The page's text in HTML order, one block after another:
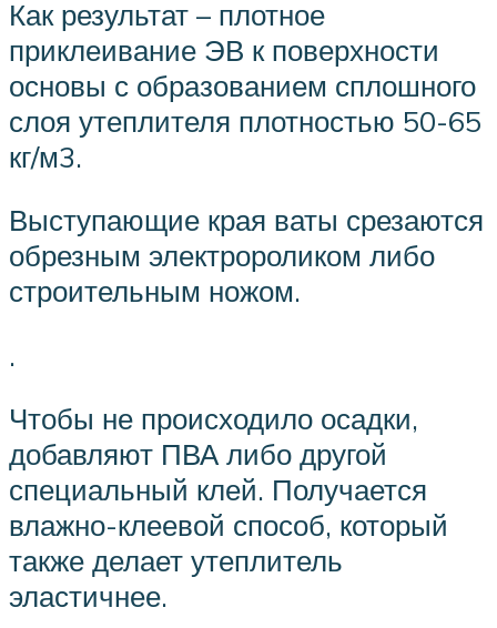
Как результат – плотное
приклеивание ЭВ к поверхности
основы с образованием сплошного
слоя утеплителя плотностью 50-65
кг/м3.
Выступающие края ваты срезаются
обрезным электророликом либо
строительным ножом.
.
Чтобы не происходило осадки,
добавляют ПВА либо другой
специальный клей. Получается
влажно-клеевой способ, который
также делает утеплитель
эластичнее.